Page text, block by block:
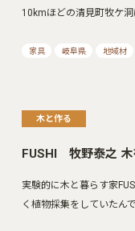
10kmほどの清見町牧ケ
家具 岐阜県 地域材
木と作る
FUSHI 牧野泰之 木
実験的に木と暮らす家
く植物採集をしていたん